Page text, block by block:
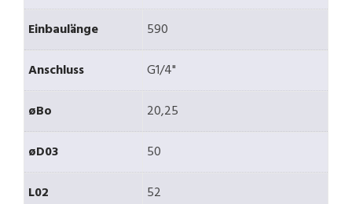
Einbaulänge
590
Anschluss
G1/4"
øBo
20,25
øD03
50
L02
52